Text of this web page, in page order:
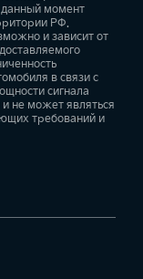
момент
РФ.
и зависит от
в связи с
сигнала
не может являться
требований и